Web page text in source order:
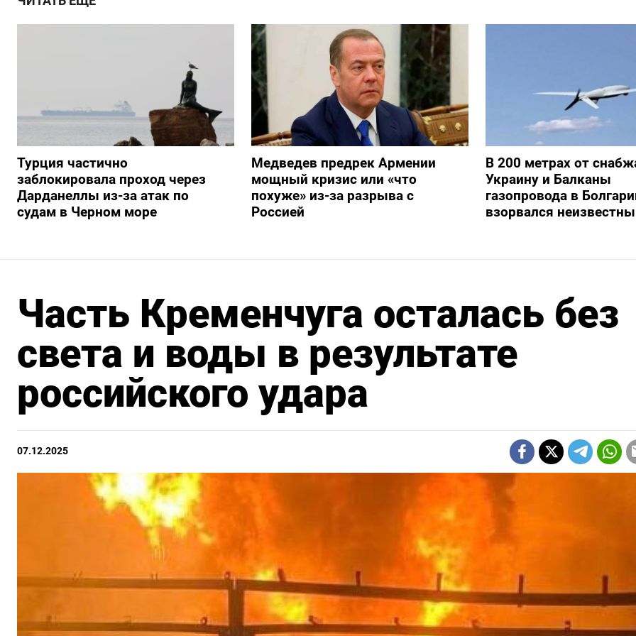
Турция частично
заблокировала проход через
Дарданеллы из-за атак по
судам в Черном море
Медведев предрек Армении
мощный кризис или «что
похуже» из-за разрыва с
Россией
В 200 метрах от
Украину и Балканы
газопровода в
взорвался
Часть Кременчуга осталась без
света и воды в результате
российского удара
07.12.2025